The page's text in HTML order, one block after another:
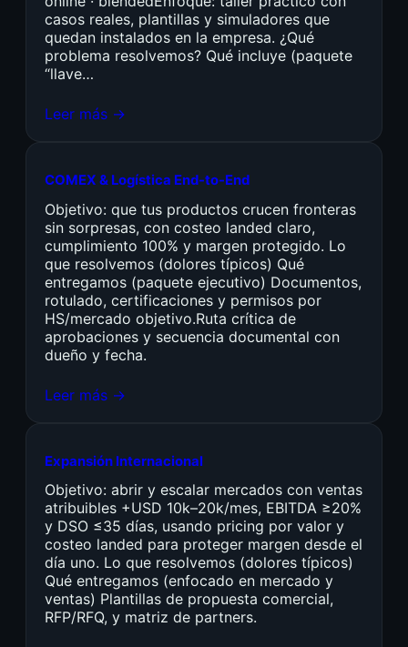
casos reales, plantillas y simuladores que
quedan instalados en la empresa. ¿Qué
problema resolvemos? Qué incluye (paquete
“llave…
Leer más →
COMEX & Logística End-to-End
Objetivo: que tus productos crucen fronteras
sin sorpresas, con costeo landed claro,
cumplimiento 100% y margen protegido. Lo
que resolvemos (dolores típicos) Qué
entregamos (paquete ejecutivo) Documentos,
rotulado, certificaciones y permisos por
HS/mercado objetivo.Ruta crítica de
aprobaciones y secuencia documental con
dueño y fecha.
Leer más →
Expansión Internacional
Objetivo: abrir y escalar mercados con ventas
atribuibles +USD 10k–20k/mes, EBITDA ≥20%
y DSO ≤35 días, usando pricing por valor y
costeo landed para proteger margen desde el
día uno. Lo que resolvemos (dolores típicos)
Qué entregamos (enfocado en mercado y
ventas) Plantillas de propuesta comercial,
RFP/RFQ, y matriz de partners.